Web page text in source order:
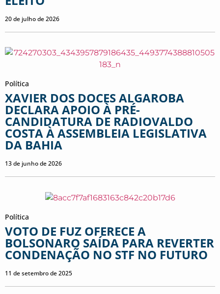
20 de julho de 2026
Política
XAVIER DOS DOCES ALGAROBA
DECLARA APOIO À PRÉ-
CANDIDATURA DE RADIOVALDO
COSTA À ASSEMBLEIA LEGISLATIVA
DA BAHIA
13 de junho de 2026
Política
VOTO DE FUZ OFERECE A
BOLSONARO SAÍDA PARA REVERTER
CONDENAÇÃO NO STF NO FUTURO
11 de setembro de 2025